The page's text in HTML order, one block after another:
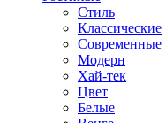
Стиль
Классические
Современные
Модерн
Хай-тек
Цвет
Белые